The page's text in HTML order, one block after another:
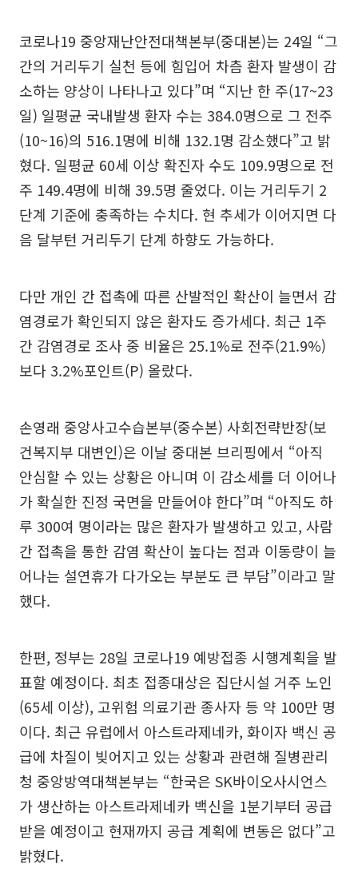
코로나19 중앙재난안전대책본부(중대본)는 24일 “그
간의 거리두기 실천 등에 힘입어 차츰 환자 발생이 감
소하는 양상이 나타나고 있다”며 “지난 한 주(17~23
일) 일평균 국내발생 환자 수는 384.0명으로 그 전주
(10~16)의 516.1명에 비해 132.1명 감소했다”고 밝
혔다. 일평균 60세 이상 확진자 수도 109.9명으로 전
주 149.4명에 비해 39.5명 줄었다. 이는 거리두기 2
단계 기준에 충족하는 수치다. 현 추세가 이어지면 다
음 달부턴 거리두기 단계 하향도 가능하다.
다만 개인 간 접촉에 따른 산발적인 확산이 늘면서 감
염경로가 확인되지 않은 환자도 증가세다. 최근 1주
간 감염경로 조사 중 비율은 25.1%로 전주(21.9%)
보다 3.2%포인트(P) 올랐다.
손영래 중앙사고수습본부(중수본) 사회전략반장(보
건복지부 대변인)은 이날 중대본 브리핑에서 “아직
안심할 수 있는 상황은 아니며 이 감소세를 더 이어나
가 확실한 진정 국면을 만들어야 한다”며 “아직도 하
루 300여 명이라는 많은 환자가 발생하고 있고, 사람
간 접촉을 통한 감염 확산이 높다는 점과 이동량이 늘
어나는 설연휴가 다가오는 부분도 큰 부담”이라고 말
했다.
한편, 정부는 28일 코로나19 예방접종 시행계획을 발
표할 예정이다. 최초 접종대상은 집단시설 거주 노인
(65세 이상), 고위험 의료기관 종사자 등 약 100만 명
이다. 최근 유럽에서 아스트라제네카, 화이자 백신 공
급에 차질이 빚어지고 있는 상황과 관련해 질병관리
청 중앙방역대책본부는 “한국은 SK바이오사시언스
가 생산하는 아스트라제네카 백신을 1분기부터 공급
받을 예정이고 현재까지 공급 계획에 변동은 없다”고
밝혔다.